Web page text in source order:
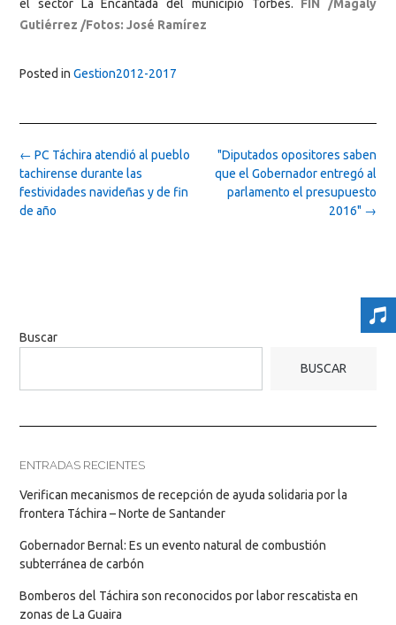
el sector La Encantada del municipio Torbes. FIN /Magaly
Gutiérrez /Fotos: José Ramírez
Posted in Gestion2012-2017
Post
navigation
"Diputados opositores saben
que el Gobernador entregó al
parlamento el presupuesto
2016" →
← PC Táchira atendió al pueblo
tachirense durante las
festividades navideñas y de fin
de año
Buscar
BUSCAR
ENTRADAS RECIENTES
Verifican mecanismos de recepción de ayuda solidaria por la
frontera Táchira – Norte de Santander
Gobernador Bernal: Es un evento natural de combustión
subterránea de carbón
Bomberos del Táchira son reconocidos por labor rescatista en
zonas de La Guaira